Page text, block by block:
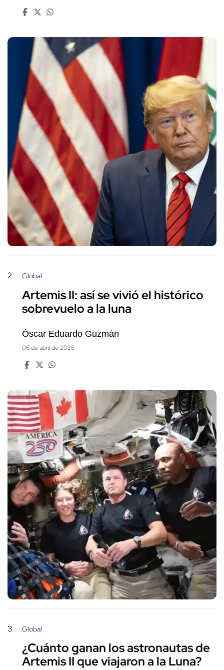
2 Global
Artemis II: así se vivió el histórico
sobrevuelo a la luna
Óscar Eduardo Guzmán
06 de abril de 2026
3 Global
¿Cuánto ganan los astronautas de
Artemis II que viajaron a la Luna?